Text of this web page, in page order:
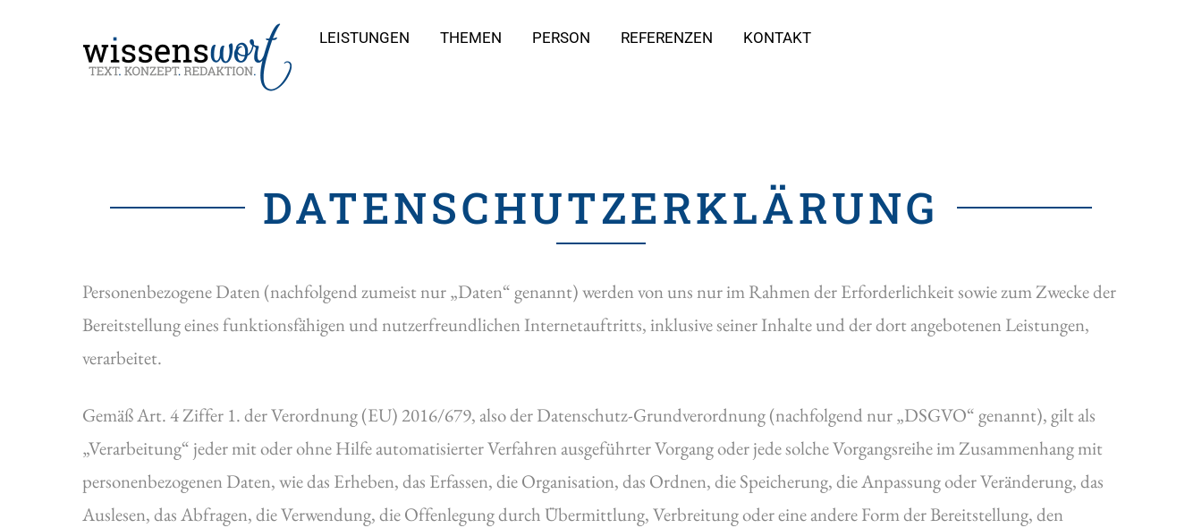
LEISTUNGEN THEMEN PERSON REFERENZEN KONTAKT
DATENSCHUTZERKLÄRUNG
Personenbezogene Daten (nachfolgend zumeist nur „Daten“ genannt) werden von uns nur im Rahmen der Erforderlichkeit sowie zum Zwecke der
Bereitstellung eines funktionsfähigen und nutzerfreundlichen Internetauftritts, inklusive seiner Inhalte und der dort angebotenen Leistungen,
verarbeitet.
Gemäß Art. 4 Ziffer 1. der Verordnung (EU) 2016/679, also der Datenschutz-Grundverordnung (nachfolgend nur „DSGVO“ genannt), gilt als
„Verarbeitung“ jeder mit oder ohne Hilfe automatisierter Verfahren ausgeführter Vorgang oder jede solche Vorgangsreihe im Zusammenhang mit
personenbezogenen Daten, wie das Erheben, das Erfassen, die Organisation, das Ordnen, die Speicherung, die Anpassung oder Veränderung, das
Auslesen, das Abfragen, die Verwendung, die Offenlegung durch Übermittlung, Verbreitung oder eine andere Form der Bereitstellung, den